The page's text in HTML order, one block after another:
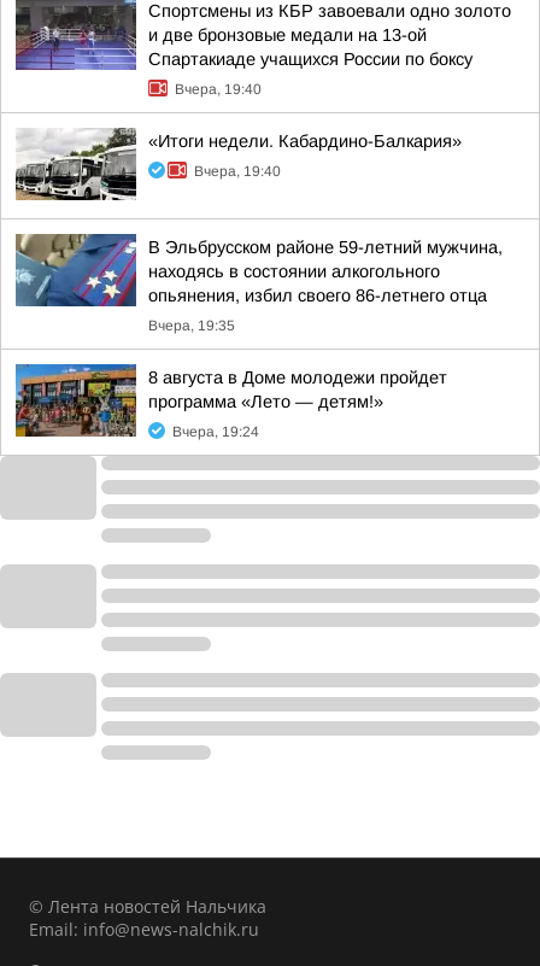
Спортсмены из КБР завоевали одно золото
и две бронзовые медали на 13-ой
Спартакиаде учащихся России по боксу
Вчера, 19:40
«Итоги недели. Кабардино-Балкария»
Вчера, 19:40
В Эльбрусском районе 59-летний мужчина,
находясь в состоянии алкогольного
опьянения, избил своего 86-летнего отца
Вчера, 19:35
8 августа в Доме молодежи пройдет
программа «Лето — детям!»
Вчера, 19:24
© Лента новостей Нальчика
Email: info@news-nalchik.ru